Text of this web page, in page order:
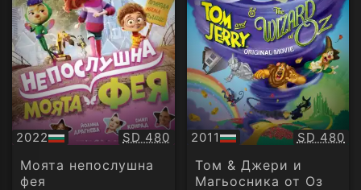
2022
БГ
аудио
Качество:
SD 480
Моята непослушна
фея
2011
БГ
аудио
SD 480
Том & Джери и
Магьосника от Оз